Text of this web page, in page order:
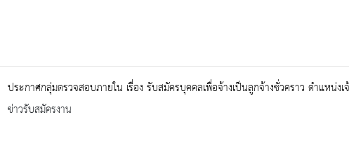
ประกาศกลุ่มตรวจสอบภายใน เรื่อง รับสมัครบุคคลเพื่อจ้างเป็นลูกจ้างชั่วคราว ตำแหน่
ข่าวรับสมัครงาน